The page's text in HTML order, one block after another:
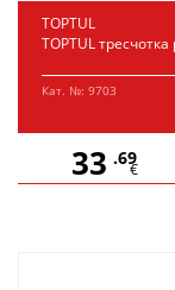
TOPTUL
TOPTUL
Кат. №: 9703
33 .69
€